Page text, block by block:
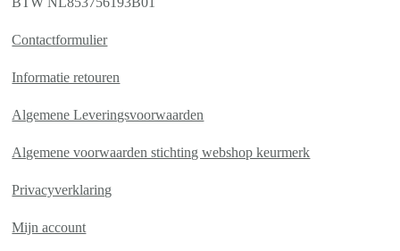
Contactformulier
Informatie retouren
Algemene Leveringsvoorwaarden
Algemene voorwaarden stichting webshop keurmerk
Privacyverklaring
Mijn account